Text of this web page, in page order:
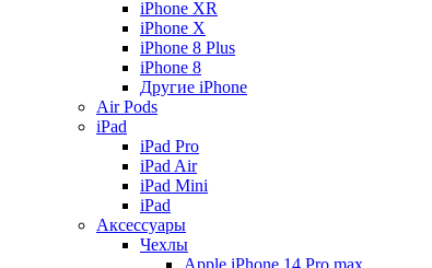
iPhone XR
iPhone X
iPhone 8 Plus
iPhone 8
Другие iPhone
Air Pods
iPad
iPad Pro
iPad Air
iPad Mini
iPаd
Аксессуары
Чехлы